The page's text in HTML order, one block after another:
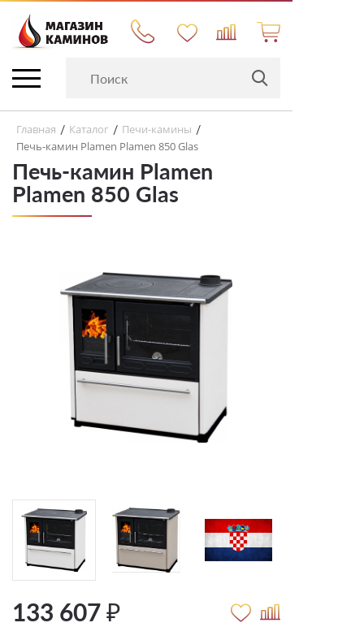
Главная / Каталог / Печи-камины /
Печь-камин Plamen Plamen 850 Glas
Печь-камин Plamen
Plamen 850 Glas
133 607 ₽